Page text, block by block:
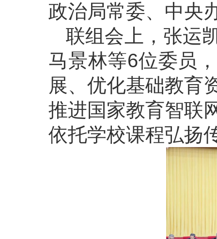
政治局常委、中央
联组会上，张运
马景林等6位委员
展、优化基础教育
推进国家教育智联
依托学校课程弘扬